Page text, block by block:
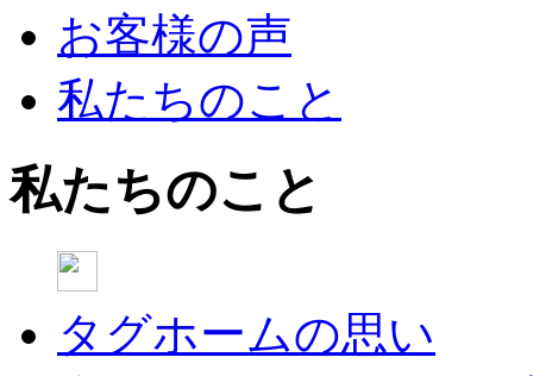
お客様の声
私たちのこと
私たちのこと
タグホームの思い